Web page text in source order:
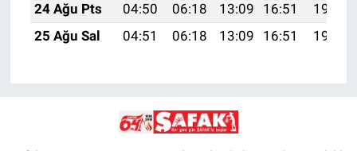
24 Ağu Pts
04:50 06:18 13:09 16:51
19:51
25 Ağu Sal
04:51 06:18 13:09 16:51 19:49